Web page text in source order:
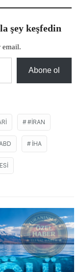
şey keşfedin
email.
Abone ol
#İRAN
ABD İHA